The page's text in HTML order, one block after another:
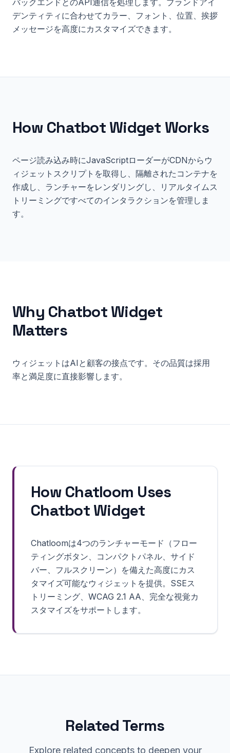
バックエンドとのAPI通信を処理します。ブランドアイ
デンティティに合わせてカラー、フォント、位置、挨拶
メッセージを高度にカスタマイズできます。
How Chatbot Widget Works
ページ読み込み時にJavaScriptローダーがCDNからウ
ィジェットスクリプトを取得し、隔離されたコンテナを
作成し、ランチャーをレンダリングし、リアルタイムス
トリーミングですべてのインタラクションを管理しま
す。
Why Chatbot Widget
Matters
ウィジェットはAIと顧客の接点です。その品質は採用
率と満足度に直接影響します。
How Chatloom Uses
Chatbot Widget
Chatloomは4つのランチャーモード（フロー
ティングボタン、コンパクトパネル、サイド
バー、フルスクリーン）を備えた高度にカス
タマイズ可能なウィジェットを提供。SSEス
トリーミング、WCAG 2.1 AA、完全な視覚カ
スタマイズをサポートします。
Related Terms
Explore related concepts to deepen your